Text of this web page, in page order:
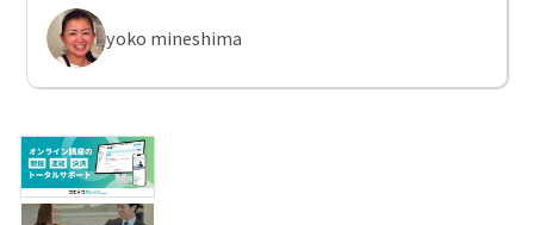
yoko mineshima